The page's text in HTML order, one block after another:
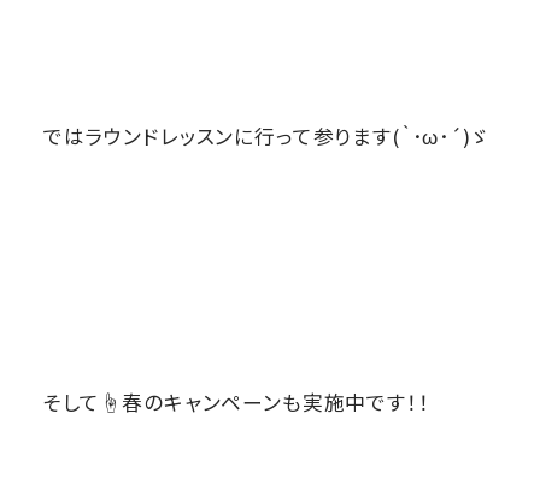
ではラウンドレッスンに行って参ります(｀･ω･´)ゞ
そして☝春のキャンペーンも実施中です！！